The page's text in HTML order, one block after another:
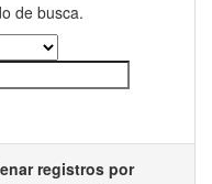
de busca.
registros por